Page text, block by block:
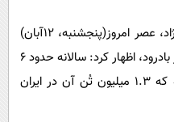
به گزارش ایسنا، سید جواد ساداتی‌نژاد، عصر امروز(پنجشنبه، ۱۲آبان)
در افتتاحیه چهاردهمین جشنواره انار بادرود، اظهار کرد: سالانه حدود ۶
میلیون تُن انار در جهان تولید شده که ۱.۳ میلیون تُن آن در ایران